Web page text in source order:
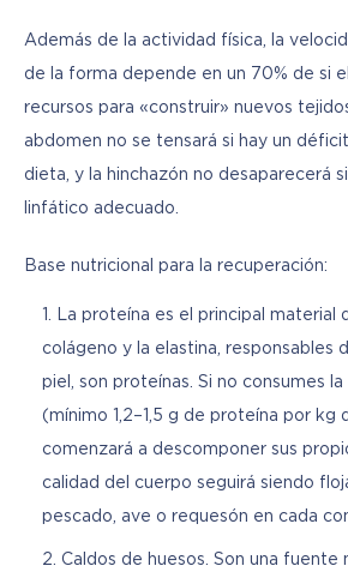
Además de la actividad física, la
de la forma depende en un 70% de si
recursos para «construir» nuevos
abdomen no se tensará si hay un
dieta, y la hinchazón no desaparecerá
linfático adecuado.
Base nutricional para la recuperación:
La proteína es el principal material
colágeno y la elastina, responsables
piel, son proteínas. Si no consumes
(mínimo 1,2–1,5 g de proteína por kg
comenzará a descomponer sus
calidad del cuerpo seguirá siendo
pescado, ave o requesón en cada
Caldos de huesos. Son una fuente